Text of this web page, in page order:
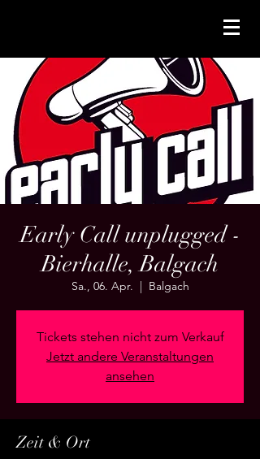
Early Call unplugged -
Bierhalle, Balgach
Sa., 06. Apr.
  |
Balgach
Tickets stehen nicht zum Verkauf
Jetzt andere Veranstaltungen
ansehen
Zeit & Ort